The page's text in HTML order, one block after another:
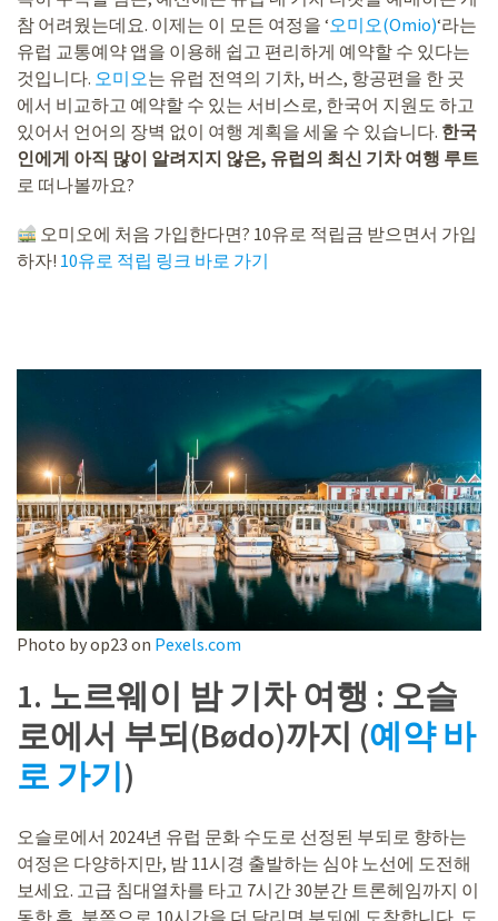
참 어려웠는데요. 이제는 이 모든 여정을 ‘오미오(Omio)‘라는
유럽 교통예약 앱을 이용해 쉽고 편리하게 예약할 수 있다는
것입니다. 오미오는 유럽 전역의 기차, 버스, 항공편을 한 곳
에서 비교하고 예약할 수 있는 서비스로, 한국어 지원도 하고
있어서 언어의 장벽 없이 여행 계획을 세울 수 있습니다. 한국
인에게 아직 많이 알려지지 않은, 유럽의 최신 기차 여행 루트
로 떠나볼까요?
오미오에 처음 가입한다면? 10유로 적립금 받으면서 가입
하자! 10유로 적립 링크 바로 가기
Photo by op23 on Pexels.com
1. 노르웨이 밤 기차 여행 : 오슬
로에서 부되(Bødo)까지 (예약 바
로 가기)
오슬로에서 2024년 유럽 문화 수도로 선정된 부되로 향하는
여정은 다양하지만, 밤 11시경 출발하는 심야 노선에 도전해
보세요. 고급 침대열차를 타고 7시간 30분간 트론헤임까지 이
동한 후, 북쪽으로 10시간을 더 달리면 부되에 도착합니다. 도